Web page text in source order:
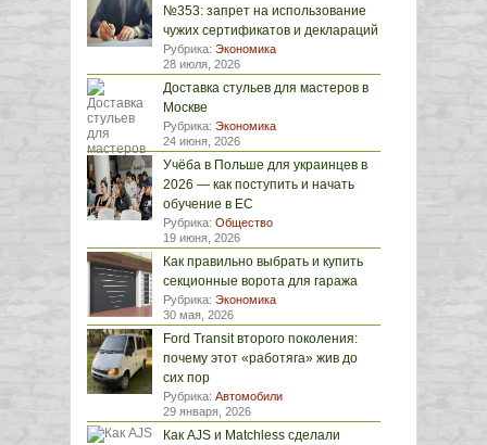
№353: запрет на использование
чужих сертификатов и деклараций
Рубрика: Экономика
28 июля, 2026
Доставка стульев для мастеров в
Москве
Рубрика: Экономика
24 июня, 2026
Учёба в Польше для украинцев в
2026 — как поступить и начать
обучение в ЕС
Рубрика: Общество
19 июня, 2026
Как правильно выбрать и купить
секционные ворота для гаража
Рубрика: Экономика
30 мая, 2026
Ford Transit второго поколения:
почему этот «работяга» жив до
сих пор
Рубрика: Автомобили
29 января, 2026
Как AJS и Matchless сделали